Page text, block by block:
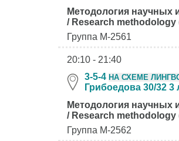
Методология научных
/ Research methodology
Группа М-2561
20:10 - 21:40
3-5-4 НА СХЕМЕ
Грибоедова 30/32 3
Методология научных
/ Research methodology
Группа М-2562